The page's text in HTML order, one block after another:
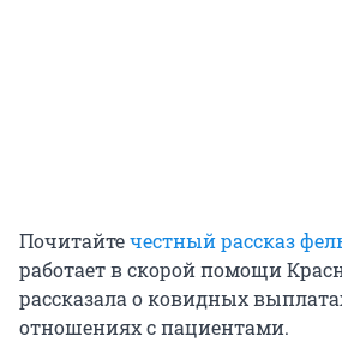
Почитайтечестный рассказ
работает в скорой помощи
рассказала о ковидных
отношениях с пациентами.